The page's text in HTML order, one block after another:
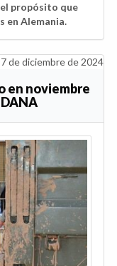
el propósito que
en Alemania.
de diciembre de 2024
en noviembre